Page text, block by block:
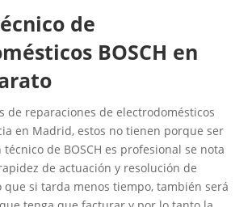
de
BOSCH en
de reparaciones de electrodomésticos
en Madrid, estos no tienen porque ser
de BOSCH es profesional se nota
de actuación y resolución de
que si tarda menos tiempo, también será